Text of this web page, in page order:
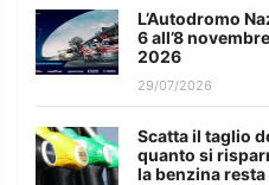
L’Autodromo
6 all’8
2026
29/07/2026
Scatta il taglio
quanto si
la benzina